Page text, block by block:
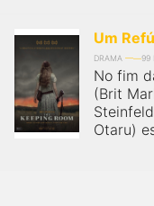
Um
DRAMA 99
No fim
(Brit
Otaru)